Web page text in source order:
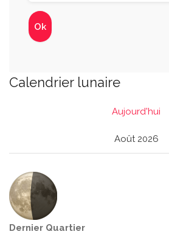
Calendrier lunaire
Aujourd'hui
Août 2026
Dernier Quartier